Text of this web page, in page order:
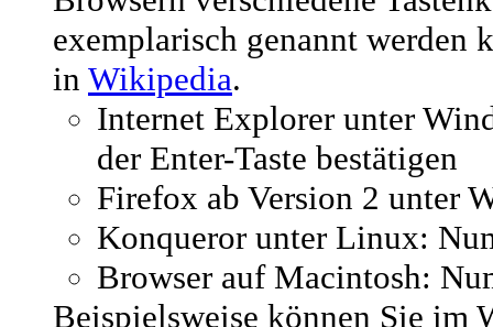
exemplarisch genannt werden
in Wikipedia.
Internet Explorer unter
der Enter-Taste bestätigen
Firefox ab Version 2 unter
Konqueror unter Linux:
Browser auf Macintosh:
Beispielsweise können Sie